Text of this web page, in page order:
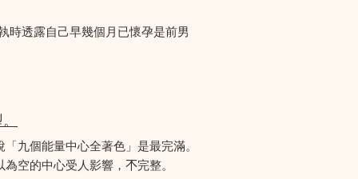
時透露自己早幾個月已懷孕是前男
九個能量中心全著色」是最完滿。
空的中心受人影響，𣎴完整。